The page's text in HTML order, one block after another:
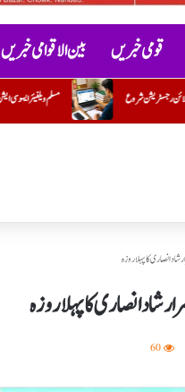
قومی خبریں بین الاقوامی خبریں
ایشن کے ضلع یوتھ صدر کے عہدے پر ضرار احمد قریشی کی تقرری
ارشاد انصاری کا پہلا روزہ
ارشاد انصاری کا پہلا روزہ
60